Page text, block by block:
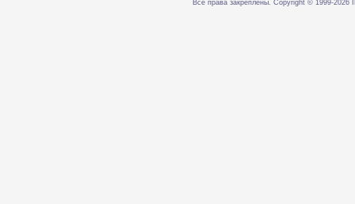
Все права закреплены. Copyright © 1999-